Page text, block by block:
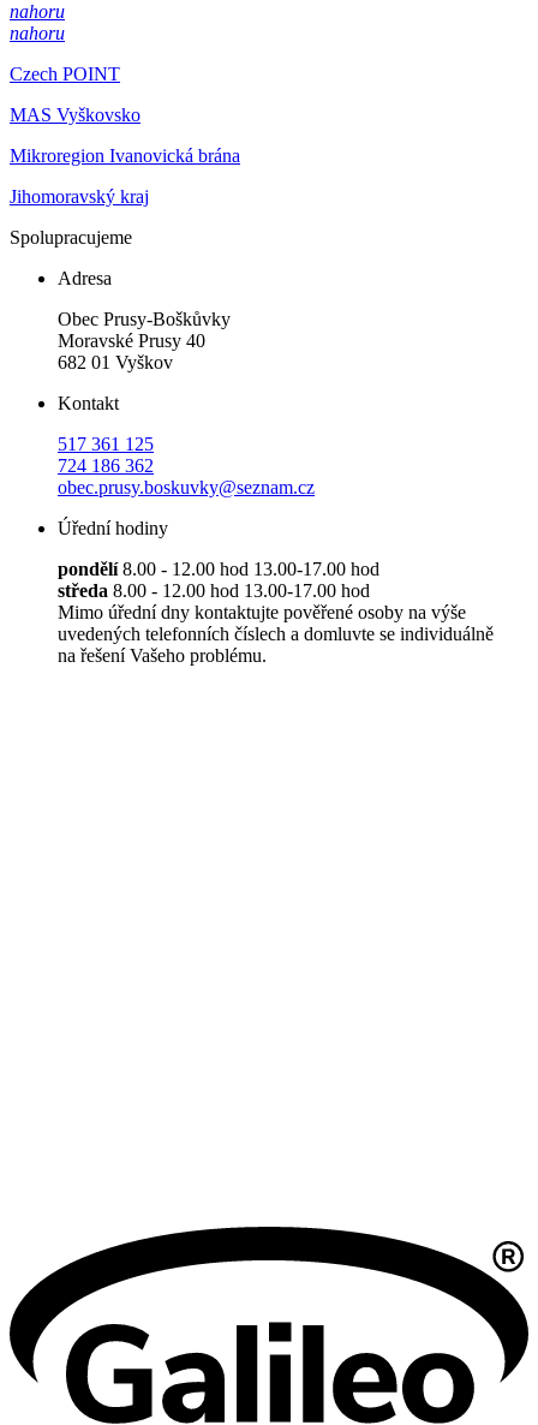
nahoru
nahoru
Czech POINT
MAS Vyškovsko
Mikroregion Ivanovická brána
Jihomoravský kraj
Spolupracujeme
Adresa
Obec Prusy-Boškůvky
Moravské Prusy 40
682 01 Vyškov
Kontakt
517 361 125
724 186 362
obec.prusy.boskuvky@seznam.cz
Úřední hodiny
pondělí8.00 - 12.00 hod 13.00-17.00 hod
středa 8.00 - 12.00 hod 13.00-17.00 hod
Mimo úřední dny kontaktujte pověřené osoby na výše
uvedených telefonních číslech a domluvte se individuálně
na řešení Vašeho problému.